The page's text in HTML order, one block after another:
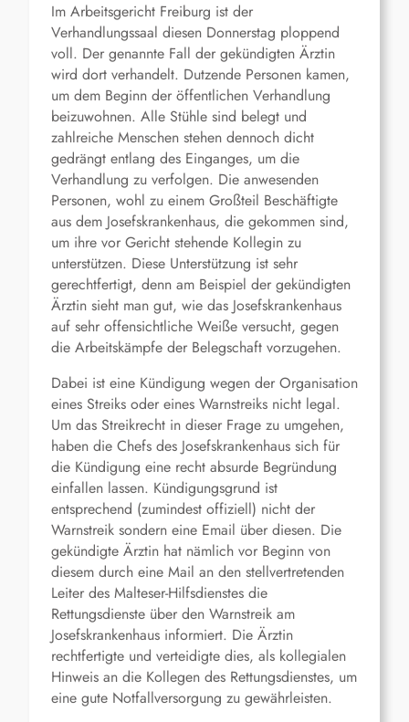
Im Arbeitsgericht Freiburg ist der
Verhandlungssaal diesen Donnerstag ploppend
voll. Der genannte Fall der gekündigten Ärztin
wird dort verhandelt. Dutzende Personen kamen,
um dem Beginn der öffentlichen Verhandlung
beizuwohnen. Alle Stühle sind belegt und
zahlreiche Menschen stehen dennoch dicht
gedrängt entlang des Einganges, um die
Verhandlung zu verfolgen. Die anwesenden
Personen, wohl zu einem Großteil Beschäftigte
aus dem Josefskrankenhaus, die gekommen sind,
um ihre vor Gericht stehende Kollegin zu
unterstützen. Diese Unterstützung ist sehr
gerechtfertigt, denn am Beispiel der gekündigten
Ärztin sieht man gut, wie das Josefskrankenhaus
auf sehr offensichtliche Weiße versucht, gegen
die Arbeitskämpfe der Belegschaft vorzugehen.
Dabei ist eine Kündigung wegen der Organisation
eines Streiks oder eines Warnstreiks nicht legal.
Um das Streikrecht in dieser Frage zu umgehen,
haben die Chefs des Josefskrankenhaus sich für
die Kündigung eine recht absurde Begründung
einfallen lassen. Kündigungsgrund ist
entsprechend (zumindest offiziell) nicht der
Warnstreik sondern eine Email über diesen. Die
gekündigte Ärztin hat nämlich vor Beginn von
diesem durch eine Mail an den stellvertretenden
Leiter des Malteser-Hilfsdienstes die
Rettungsdienste über den Warnstreik am
Josefskrankenhaus informiert. Die Ärztin
rechtfertigte und verteidigte dies, als kollegialen
Hinweis an die Kollegen des Rettungsdienstes, um
eine gute Notfallversorgung zu gewährleisten.